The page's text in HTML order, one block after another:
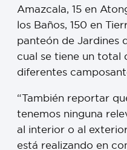
Amazcala, 15 en
los Baños, 150 en
panteón de Jardines
cual se tiene un total
diferentes
“También reportar
tenemos ninguna
al interior o al
está realizando en